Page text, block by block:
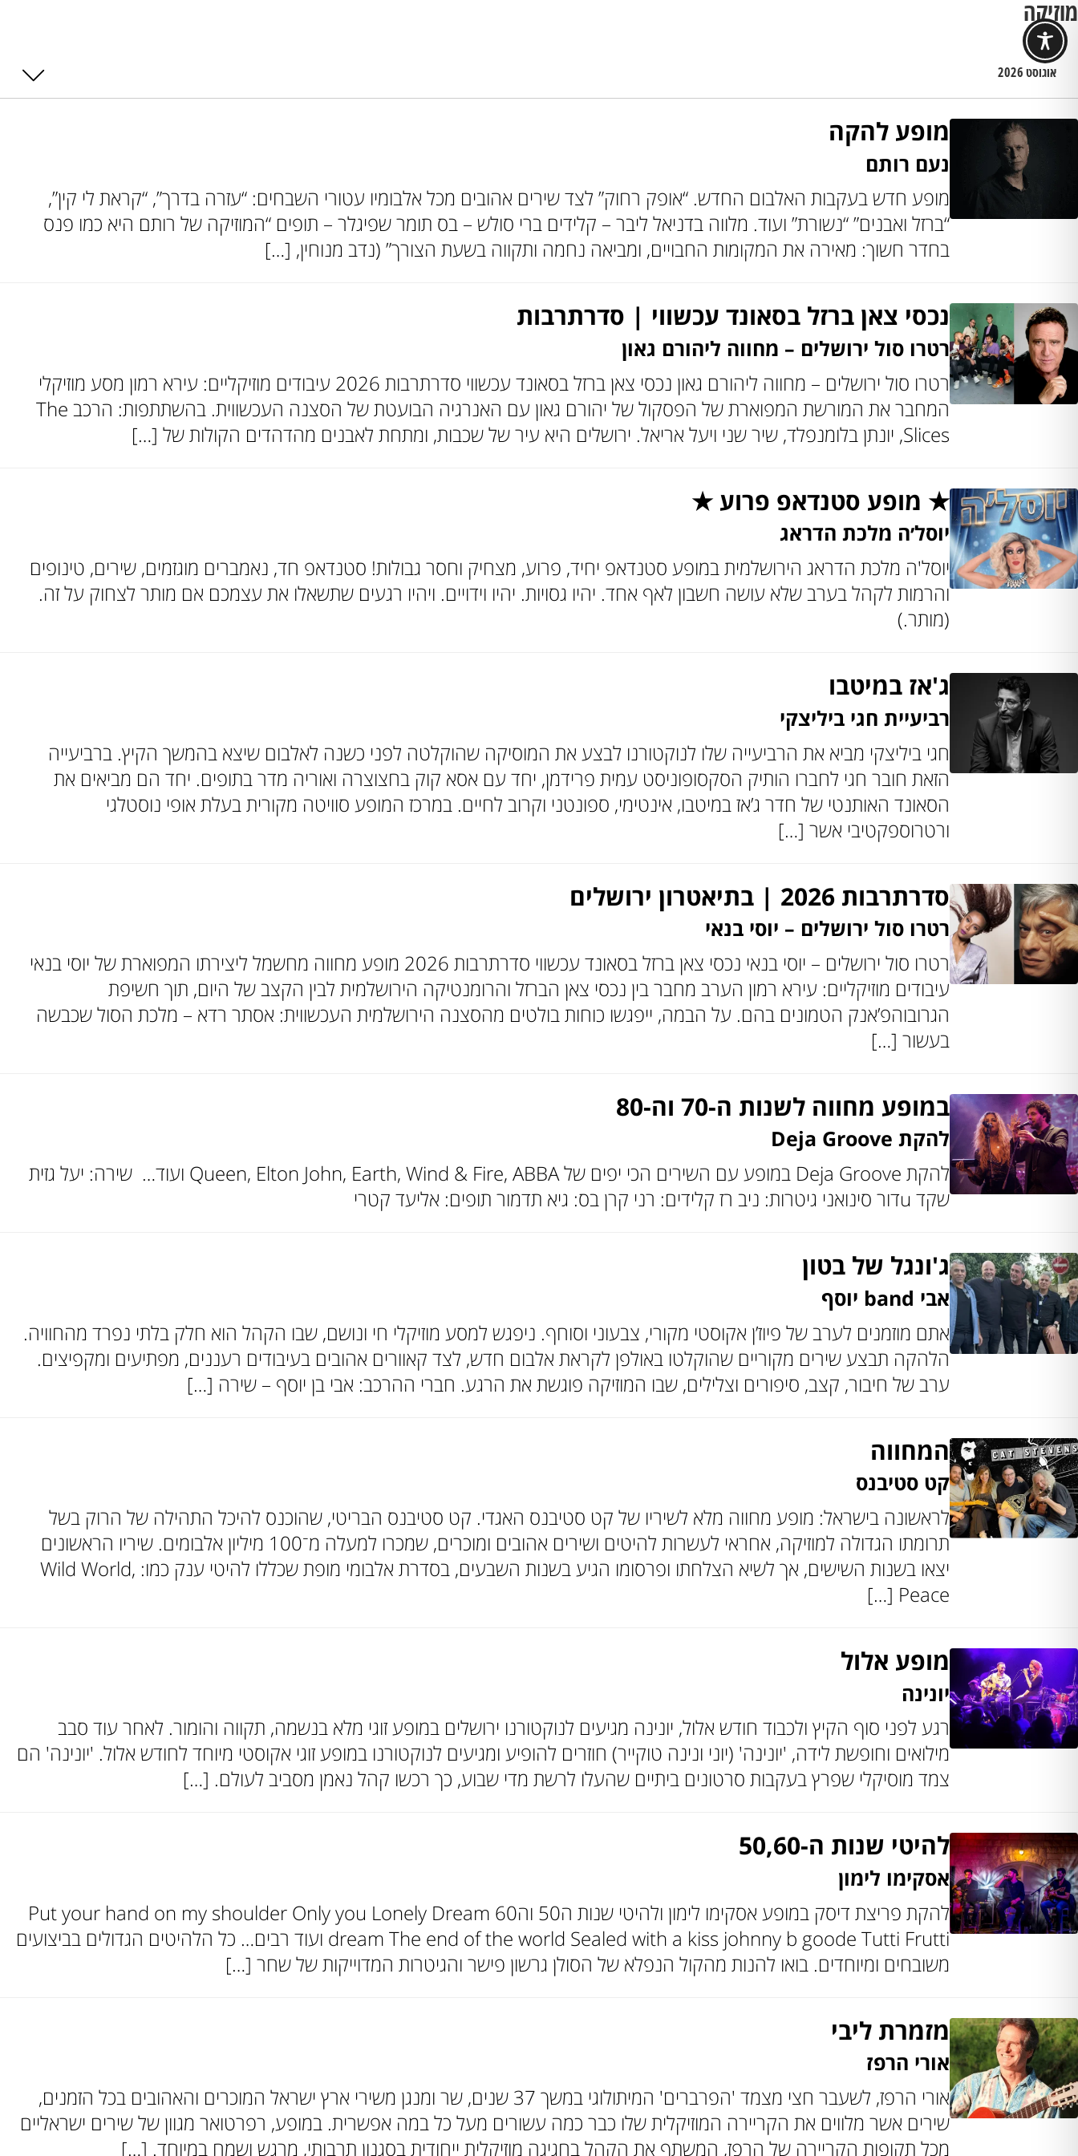
מוזיקה
אוגוסט 2026
מופע להקה
נעם רותם
מופע חדש בעקבות האלבום החדש. “אופק רחוק” לצד שירים אהובים מכל אלבומיו עטורי השבחים: “עזרה בדרך”, “קראת לי קין”,
“ברזל ואבנים” “נשורת” ועוד. מלווה בדניאל ליבר – קלידים ברי סולש – בס תומר שפיגלר – תופים “המוזיקה של רותם היא כמו פנס
בחדר חשוך: מאירה את המקומות החבויים, ומביאה נחמה ותקווה בשעת הצורך” (נדב מנוחין, […]
נכסי צאן ברזל בסאונד עכשווי | סדרתרבות
רטרו סול ירושלים – מחווה ליהורם גאון
רטרו סול ירושלים – מחווה ליהורם גאון נכסי צאן ברזל בסאונד עכשווי סדרתרבות 2026 עיבודים מוזיקליים: עירא רמון מסע מוזיקלי
המחבר את המורשת המפוארת של הפסקול של יהורם גאון עם האנרגיה הבועטת של הסצנה העכשווית. בהשתתפות: הרכב The
Slices, יונתן בלומנפלד, שיר שני ויעל אריאל. ירושלים היא עיר של שכבות, ומתחת לאבנים מהדהדים הקולות של […]
★ מופע סטנדאפ פרוע ★
יוסל׳ה מלכת הדראג
יוסל'ה מלכת הדראג הירושלמית במופע סטנדאפ יחיד, פרוע, מצחיק וחסר גבולות! סטנדאפ חד, נאמברים מוגזמים, שירים, טינופים
והרמות לקהל בערב שלא עושה חשבון לאף אחד. יהיו גסויות. יהיו וידויים. ויהיו רגעים שתשאלו את עצמכם אם מותר לצחוק על זה.
(מותר.)
ג'אז במיטבו
רביעיית חגי ביליצקי
חגי ביליצקי מביא את הרביעייה שלו לנוקטורנו לבצע את המוסיקה שהוקלטה לפני כשנה לאלבום שיצא בהמשך הקיץ. ברביעייה
הזאת חובר חגי לחברו הותיק הסקסופוניסט עמית פרידמן, יחד עם אסא קוק בחצוצרה ואוריה מדר בתופים. יחד הם מביאים את
הסאונד האותנטי של חדר ג’אז במיטבו, אינטימי, ספונטני וקרוב לחיים. במרכז המופע סוויטה מקורית בעלת אופי נוסטלגי
ורטרוספקטיבי אשר […]
סדרתרבות 2026 | בתיאטרון ירושלים
רטרו סול ירושלים – יוסי בנאי
רטרו סול ירושלים – יוסי בנאי נכסי צאן ברזל בסאונד עכשווי סדרתרבות 2026 מופע מחווה מחשמל ליצירתו המפוארת של יוסי בנאי
עיבודים מוזיקליים: עירא רמון הערב מחבר בין נכסי צאן הברזל והרומנטיקה הירושלמית לבין הקצב של היום, תוך חשיפת
הגרובוהפ’אנק הטמונים בהם. על הבמה, ייפגשו כוחות בולטים מהסצנה הירושלמית העכשווית: אסתר רדא – מלכת הסול שכבשה
בעשור […]
במופע מחווה לשנות ה-70 וה-80
להקת Deja Groove
להקת Deja Groove במופע ‏עם השירים הכי יפים של Queen, Elton John, Earth, Wind & Fire, ABBA ועוד… ‏ שירה: יעל גזית
שקד uדור סינואני ‏גיטרות: ניב רז ‏קלידים: רני קרן בס: גיא תדמור תופים: אליעד קטרי
ג'ונגל של בטון
אבי band יוסף
אתם מוזמנים לערב של פיוז’ן אקוסטי מקורי, צבעוני וסוחף. ניפגש למסע מוזיקלי חי ונושם, שבו הקהל הוא חלק בלתי נפרד מהחוויה.
הלהקה תבצע שירים מקוריים שהוקלטו באולפן לקראת אלבום חדש, לצד קאוורים אהובים בעיבודים רעננים, מפתיעים ומקפיצים.
ערב של חיבור, קצב, סיפורים וצלילים, שבו המוזיקה פוגשת את הרגע. חברי ההרכב: אבי בן יוסף – שירה […]
המחווה
קט סטיבנס
לראשונה בישראל: מופע מחווה מלא לשיריו של קט סטיבנס האגדי. קט סטיבנס הבריטי, שהוכנס להיכל התהילה של הרוק בשל
תרומתו הגדולה למוזיקה, אחראי לעשרות להיטים ושירים אהובים ומוכרים, שמכרו למעלה מ־100 מיליון אלבומים. שיריו הראשונים
יצאו בשנות השישים, אך לשיא הצלחתו ופרסומו הגיע בשנות השבעים, בסדרת אלבומי מופת שכללו להיטי ענק כמו: Wild World,
Peace […]
מופע אלול
יונינה
רגע לפני סוף הקיץ ולכבוד חודש אלול, יונינה מגיעים לנוקטורנו ירושלים במופע זוגי מלא בנשמה, תקווה והומור. לאחר עוד סבב
מילואים וחופשת לידה, 'יונינה' (יוני ונינה טוקייר) חוזרים להופיע ומגיעים לנוקטורנו במופע זוגי אקוסטי מיוחד לחודש אלול. 'יונינה' הם
צמד מוסיקלי שפרץ בעקבות סרטונים ביתיים שהעלו לרשת מדי שבוע, כך רכשו קהל נאמן מסביב לעולם. […]
להיטי שנות ה-50,60
אסקימו לימון
להקת פריצת דיסק במופע אסקימו לימון ולהיטי שנות ה50 וה60 Put your hand on my shoulder Only you Lonely Dream
dream The end of the world Sealed with a kiss johnny b goode Tutti Frutti ועוד רבים… כל הלהיטים הגדולים בביצועים
משובחים ומיוחדים. בואו להנות מהקול הנפלא של הסולן גרשון פישר והגיטרות המדוייקות של שחר […]
מזמרת ליבי
אורי הרפז
אורי הרפז, לשעבר חצי מצמד 'הפרברים' המיתולוגי במשך 37 שנים, שר ומנגן משירי ארץ ישראל המוכרים והאהובים בכל הזמנים,
שירים אשר מלווים את הקריירה המוזיקלית שלו כבר כמה עשורים מעל כל במה אפשרית. במופע, רפרטואר מגוון של שירים ישראליים
מכל תקופות הקריירה של הרפז, המשתף את הקהל בחגיגה מוזיקלית ייחודית בסגנון תרבותי, מרגש ושמח במיוחד. […]